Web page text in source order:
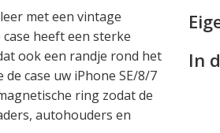
met een vintage
heeft een sterke
ook een randje rond het
case uw iPhone SE/8/7
ring zodat de
autohouders en
In